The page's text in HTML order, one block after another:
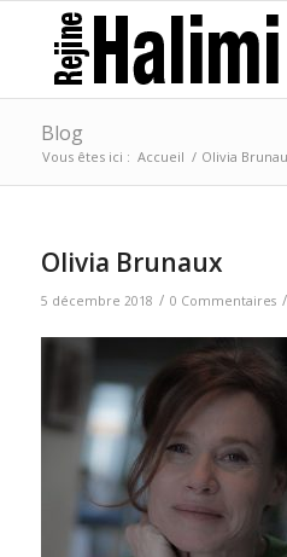
Blog
Vous êtes ici : Accueil / Olivia
Olivia Brunaux
5 décembre 2018 / 0 Commentaires /